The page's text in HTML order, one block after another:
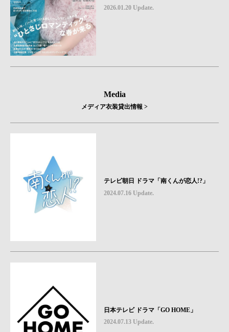
2026.01.20 Update.
Media
メディア衣装貸出情報 >
テレビ朝日 ドラマ「南くんが恋人!?」
2024.07.16 Update.
日本テレビ ドラマ「GO HOME」
2024.07.13 Update.